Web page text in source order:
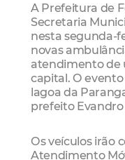
A Prefeitura de
Secretaria
nesta segunda-
novas
atendimento de
capital. O evento
lagoa da
prefeito
Os veículos irão
Atendimento